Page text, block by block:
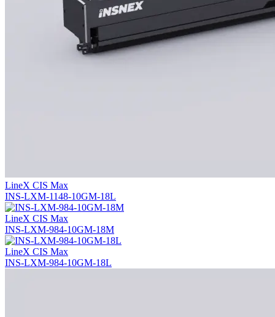
LineX CIS Max
INS-LXM-1148-10GM-18L
LineX CIS Max
INS-LXM-984-10GM-18M
LineX CIS Max
INS-LXM-984-10GM-18L